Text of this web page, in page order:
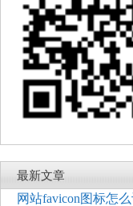
最新文章
网站favicon图标怎